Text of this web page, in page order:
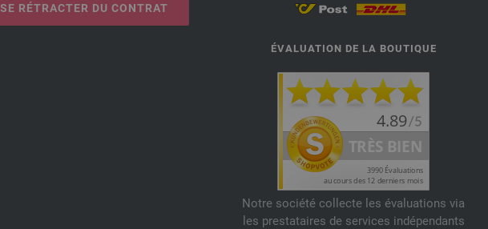
SE RÉTRACTER DU CONTRAT
ÉVALUATION DE LA BOUTIQUE
Notre société collecte les évaluations via
les prestataires de services indépendants